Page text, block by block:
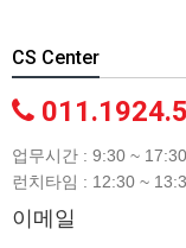
CS Center
업무시간 : 9:30 ~
런치타임 : 12:30 ~
이메일